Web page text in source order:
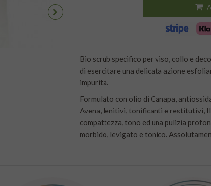
Bio scrub specifico per viso, collo e
di esercitare una delicata azione
impurità.
Formulato con olio di Canapa,
Avena, lenitivi, tonificanti e restitutivi,
compattezza, tono ed una pulizia
morbido, levigato e tonico.